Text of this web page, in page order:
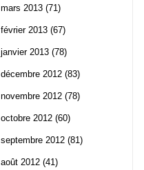
mars 2013 (71)
février 2013 (67)
janvier 2013 (78)
décembre 2012 (83)
novembre 2012 (78)
octobre 2012 (60)
septembre 2012 (81)
août 2012 (41)